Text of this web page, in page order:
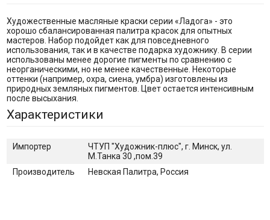
Художественные масляные краски серии «Ладога» - это
хорошо сбалансированная палитра красок для опытных
мастеров. Набор подойдет как для повседневного
использования, так и в качестве подарка художнику. В серии
использованы менее дорогие пигменты по сравнению с
неорганическими, но не менее качественные. Некоторые
оттенки (например, охра, сиена, умбра) изготовлены из
природных земляных пигментов. Цвет остается интенсивным
после высыхания.
Характеристики
Импортер
ЧТУП "Художник-плюс", г. Минск, ул.
М.Танка 30 ,пом.39
Производитель
Невская Палитра, Россия